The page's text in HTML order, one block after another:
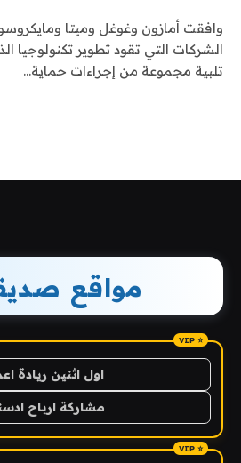
وافقت أمازون وغوغل وميتا
الشركات التي تقود تطوير تكنولوجيا
تلبية مجموعة من إجراءات حماية…
مواقع
اول اثنين ريادة
مشاركة ارباح